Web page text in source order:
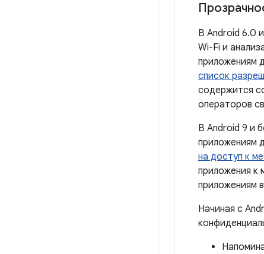
В Android 6.0
Wi-Fi и
приложениям
список
содержится
операторов
В Android 9 и
приложениям
на доступ к
приложения к
приложениям
Начиная с